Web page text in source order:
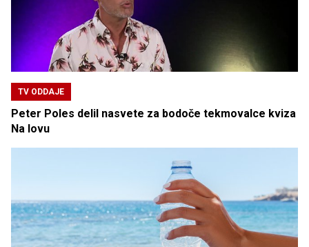
TV ODDAJE
Peter Poles delil nasvete za bodoče tekmovalce kviza
Na lovu